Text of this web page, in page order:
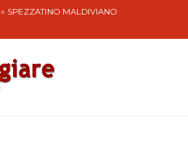
» SPEZZATINO MALDIVIANO